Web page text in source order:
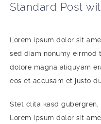
Standard Post
Lorem ipsum dolor sit
sed diam nonumy eirmod
dolore magna aliquyam
eos et accusam et justo
Stet clita kasd gubergren,
Lorem ipsum dolor sit